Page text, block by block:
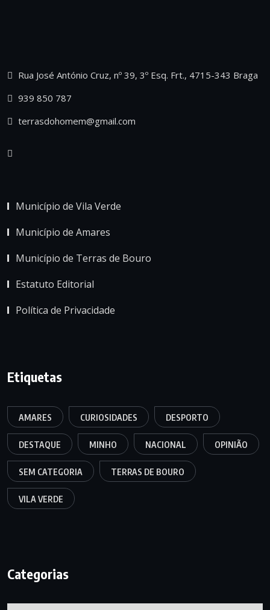
Rua José António Cruz, nº 39, 3º Esq. Frt., 4715-343 Braga
939 850 787
terrasdohomem@gmail.com
Município de Vila Verde
Município de Amares
Município de Terras de Bouro
Estatuto Editorial
Política de Privacidade
Etiquetas
AMARES CURIOSIDADES DESPORTO
DESTAQUE MINHO NACIONAL OPINIÃO
SEM CATEGORIA TERRAS DE BOURO
VILA VERDE
Categorias